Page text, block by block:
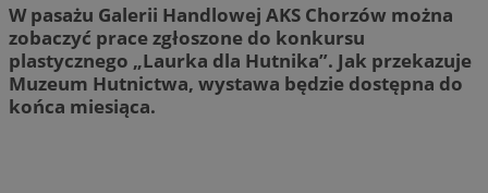
W pasażu Galerii Handlowej AKS Chorzów można
zobaczyć prace zgłoszone do konkursu
plastycznego „Laurka dla Hutnika”. Jak przekazuje
Muzeum Hutnictwa, wystawa będzie dostępna do
końca miesiąca.